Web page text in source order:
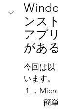
ンス
アプ
があ
今回は以
います。
１．